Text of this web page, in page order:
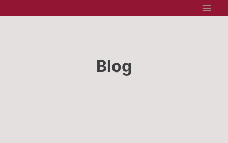
Blog